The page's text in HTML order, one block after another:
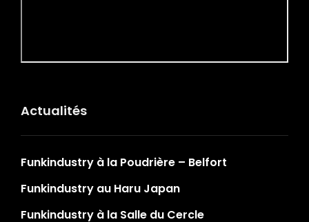
Actualités
Funkindustry à la Poudrière – Belfort
Funkindustry au Haru Japan
Funkindustry à la Salle du Cercle